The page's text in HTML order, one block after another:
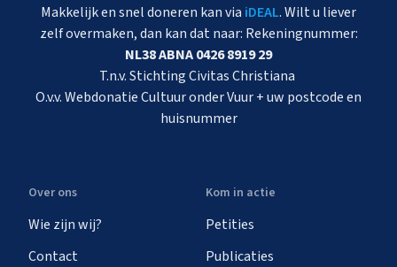
Makkelijk en snel doneren kan via iDEAL. Wilt u liever
zelf overmaken, dan kan dat naar: Rekeningnummer:
NL38 ABNA 0426 8919 29
T.n.v. Stichting Civitas Christiana
O.v.v. Webdonatie Cultuur onder Vuur + uw postcode en
huisnummer
Over ons
Wie zijn wij?
Contact
Kom in actie
Petities
Publicaties